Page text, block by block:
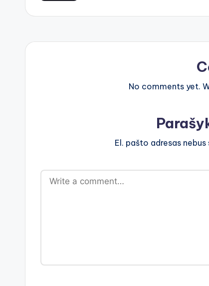
No comments yet.
El. pašto adresas nebus